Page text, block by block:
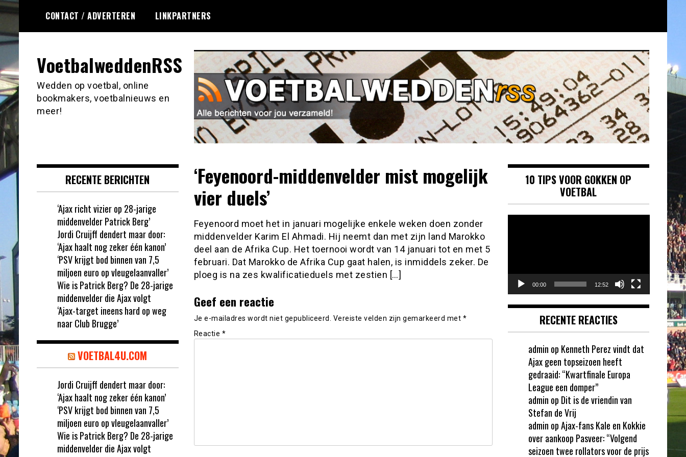
Ga
naar
de
inhoud
CONTACT / ADVERTEREN LINKPARTNERS
VoetbalweddenRSS
Wedden op voetbal, online
bookmakers, voetbalnieuws en
meer!
‘Feyenoord-middenvelder mist mogelijk
vier duels’
Feyenoord moet het in januari mogelijke enkele weken doen zonder
middenvelder Karim El Ahmadi. Hij neemt dan met zijn land Marokko
deel aan de Afrika Cup. Het toernooi wordt van 14 januari tot en met 5
februari. Dat Marokko de Afrika Cup gaat halen, is inmiddels zeker. De
ploeg is na zes kwalificatieduels met zestien […]
Geef een reactie
Je e-mailadres wordt niet gepubliceerd. Vereiste velden zijn gemarkeerd met *
Reactie *
RECENTE BERICHTEN
‘Ajax richt vizier op 28-jarige
middenvelder Patrick Berg’
Jordi Cruijff dendert maar door:
‘Ajax haalt nog zeker één kanon’
‘PSV krijgt bod binnen van 7,5
miljoen euro op vleugelaanvaller’
Wie is Patrick Berg? De 28-jarige
middenvelder die Ajax volgt
‘Ajax-target ineens hard op weg
naar Club Brugge’
VOETBAL4U.COM
Jordi Cruijff dendert maar door:
‘Ajax haalt nog zeker één kanon’
‘PSV krijgt bod binnen van 7,5
miljoen euro op vleugelaanvaller’
Wie is Patrick Berg? De 28-jarige
middenvelder die Ajax volgt
10 TIPS VOOR GOKKEN OP
VOETBAL
00:00 12:52
RECENTE REACTIES
admin op Kenneth Perez vindt dat
Ajax geen topseizoen heeft
gedraaid: “Kwartfinale Europa
League een domper”
admin op Dit is de vriendin van
Stefan de Vrij
admin opAjax-fans Kale en Kokkie
over aankoop Pasveer: “Volgend
seizoen twee rollators voor de prijs